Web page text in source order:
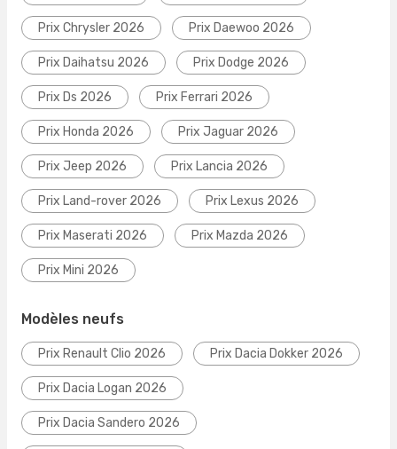
Prix Chrysler 2026 Prix Daewoo 2026
Prix Daihatsu 2026 Prix Dodge 2026
Prix Ds 2026 Prix Ferrari 2026
Prix Honda 2026 Prix Jaguar 2026
Prix Jeep 2026 Prix Lancia 2026
Prix Land-rover 2026 Prix Lexus 2026
Prix Maserati 2026 Prix Mazda 2026
Prix Mini 2026
Modèles neufs
Prix Renault Clio 2026 Prix Dacia Dokker 2026
Prix Dacia Logan 2026
Prix Dacia Sandero 2026